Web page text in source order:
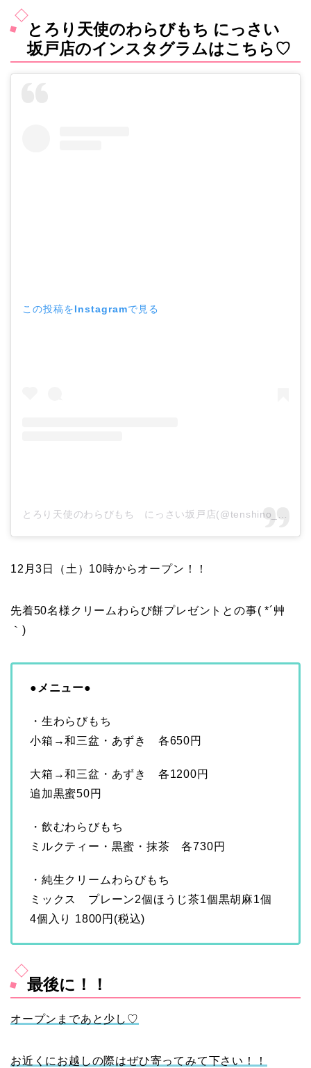
とろり天使のわらびもち にっさい
坂戸店のインスタグラムはこちら♡
この投稿をInstagramで見る
とろり天使のわらびもち にっさい坂戸店(@tenshino_warabimochi_sakado)がシェアした投稿
12月3日（土）10時からオープン！！
先着50名様クリームわらび餅プレゼントとの事( *´艸
｀)
●メニュー●
・生わらびもち
小箱→和三盆・あずき 各650円
大箱→和三盆・あずき 各1200円
追加黒蜜50円
・飲むわらびもち
ミルクティー・黒蜜・抹茶 各730円
・純生クリームわらびもち
ミックス プレーン2個ほうじ茶1個黒胡麻1個
4個入り 1800円(税込)
最後に！！
オープンまであと少し♡
お近くにお越しの際はぜひ寄ってみて下さい！！